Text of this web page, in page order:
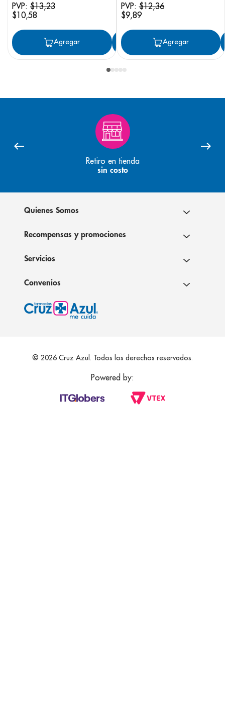
PVP: $13,23
$10,58
Agregar Agregar
PVP:$12,36
$9,89
Agregar
Retiro en tienda
sin costo
Quienes Somos
Recompensas y promociones
Servicios
Convenios
© 2026 Cruz Azul. Todos los derechos reservados.
Powered by: